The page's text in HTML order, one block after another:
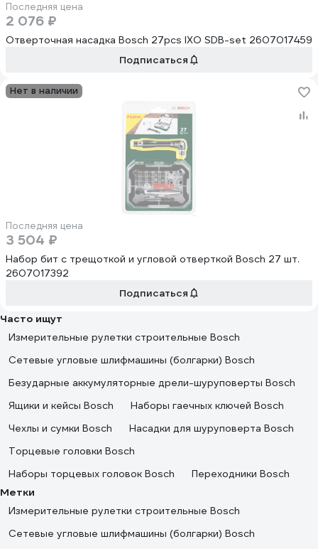
Последняя цена
2 076 ₽
Отверточная насадка Bosch 27pcs IXO SDB-set 2607017459
Подписаться
Нет в наличии
Последняя цена
3 504 ₽
Набор бит с трещоткой и угловой отверткой Bosch 27 шт.
2607017392
Подписаться
Часто ищут
Измерительные рулетки строительные Bosch
Сетевые угловые шлифмашины (болгарки) Bosch
Безударные аккумуляторные дрели-шуруповерты Bosch
Ящики и кейсы Bosch
Наборы гаечных ключей Bosch
Чехлы и сумки Bosch
Насадки для шуруповерта Bosch
Торцевые головки Bosch
Наборы торцевых головок Bosch
Переходники Bosch
Метки
Измерительные рулетки строительные Bosch
Сетевые угловые шлифмашины (болгарки) Bosch